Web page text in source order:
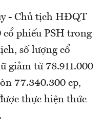
- Chủ tịch HĐQT
cổ phiếu PSH trong
số lượng cổ
giảm từ 78.911.000
77.340.300 cp,
thực hiện thức